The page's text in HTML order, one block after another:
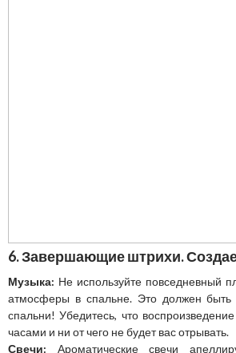
6. Завершающие штрихи.
Музыка: Не используйте повседневный
атмосферы в спальне. Это должен быть
спальни! Убедитесь, что
часами и ни от чего не будет вас отрывать.
Свечи: Ароматические свечи